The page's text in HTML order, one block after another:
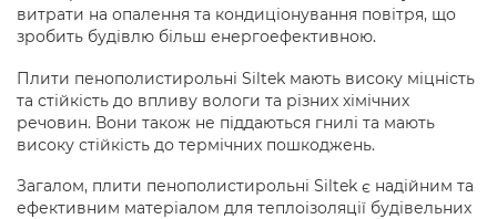
витрати на опалення та кондиціонування повітря, що
зробить будівлю більш енергоефективною.
Плити пенополистирольні Siltek мають високу міцність
та стійкість до впливу вологи та різних хімічних
речовин. Вони також не піддаються гнилі та мають
високу стійкість до термічних пошкоджень.
Загалом, плити пенополистирольні Siltek є надійним та
ефективним матеріалом для теплоізоляції будівельних